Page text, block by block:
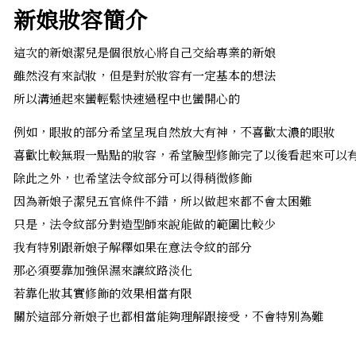
新娘妝容簡介
這次的新娘潔兒是個很放心將自己交給專業的新娘
雖然沒有來試妝，但是對於妝容有一定基本的想法
所以溝通起來蠻輕鬆快速過程中也蠻開心的
例如，眼妝的部分希望呈現自然放大有神，不喜歡太濃的眼妝
喜歡比較無瑕一點點的妝容，希望臉型修飾完了以後看起來可以
除此之外，也希望法令紋部分可以得稍微修飾
因為新娘子潔兒五官條件不錯，所以做起來都不會太困難
只是，法令紋部分對造型師來說能做的範圍比較少
我有特別跟新娘子解釋如果在意法令紋的部分
那必須要靠加強保濕來讓紋路淡化
若靠化妝其實修飾的效果相當有限
關於這部分新娘子也都相當能夠理解跟接受，不會特別為難